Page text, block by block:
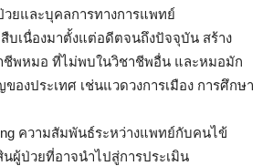
ยและบุคลการทางการแพทย์
บเนื่องมาตั้งแต่อดีตจนถึงปัจจุบัน สร้าง
ชีพหมอ ที่ไม่พบในวิชาชีพอื่น และหมอมัก
องประเทศ เช่นแวดวงการเมือง การศึกษา
ความสัมพันธ์ระหว่างแพทย์กับคนไข้
ผู้ป่วยที่อาจนำไปสู่การประเมิน